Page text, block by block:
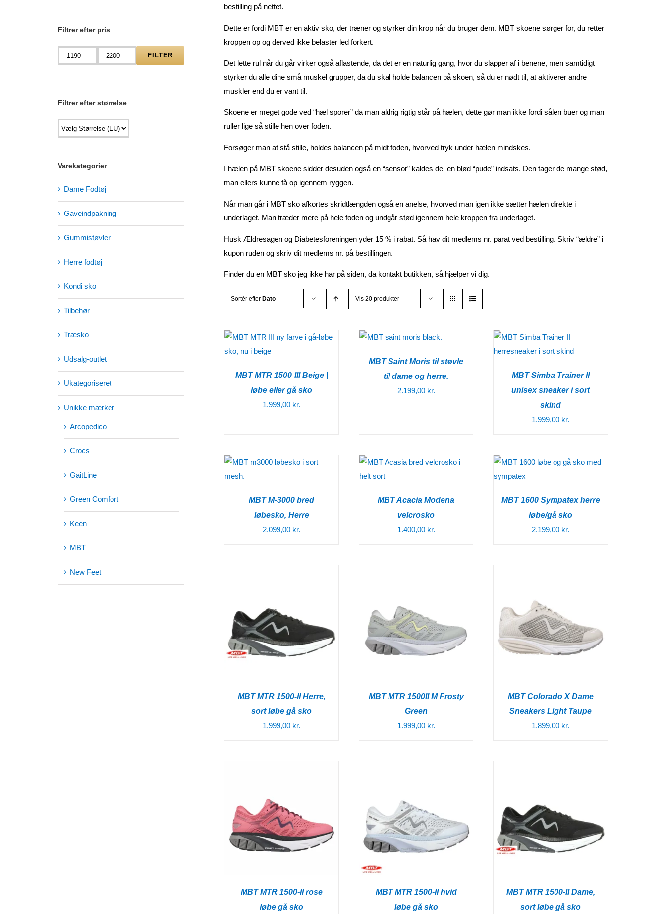
bestilling på nettet.
Dette er fordi MBT er en aktiv sko, der træner og styrker din krop når du bruger dem. MBT skoene sørger for, du retter
kroppen op og derved ikke belaster led forkert.
Det lette rul når du går virker også aflastende, da det er en naturlig gang, hvor du slapper af i benene, men samtidigt
styrker du alle dine små muskel grupper, da du skal holde balancen på skoen, så du er nødt til, at aktiverer andre
muskler end du er vant til.
Skoene er meget gode ved “hæl sporer” da man aldrig rigtig står på hælen, dette gør man ikke fordi sålen buer og man
ruller lige så stille hen over foden.
Forsøger man at stå stille, holdes balancen på midt foden, hvorved tryk under hælen mindskes.
I hælen på MBT skoene sidder desuden også en “sensor” kaldes de, en blød “pude” indsats. Den tager de mange stød,
man ellers kunne få op igennem ryggen.
Når man går i MBT sko afkortes skridtlængden også en anelse, hvorved man igen ikke sætter hælen direkte i
underlaget. Man træder mere på hele foden og undgår stød igennem hele kroppen fra underlaget.
Husk Ældresagen og Diabetesforeningen yder 15 % i rabat. Så hav dit medlems nr. parat ved bestilling. Skriv “ældre” i
kupon ruden og skriv dit medlems nr. på bestillingen.
Finder du en MBT sko jeg ikke har på siden, da kontakt butikken, så hjælper vi dig.
Sortér efter Dato Vis 20 produkter
MBT MTR 1500-III Beige |
løbe eller gå sko
1.999,00 kr.
MBT Saint Moris til støvle
til dame og herre.
2.199,00 kr.
MBT Simba Trainer II
unisex sneaker i sort
skind
1.999,00 kr.
MBT M-3000 bred
løbesko, Herre
2.099,00 kr.
MBT Acacia Modena
velcrosko
1.400,00 kr.
MBT 1600 Sympatex herre
løbe/gå sko
2.199,00 kr.
MBT MTR 1500-II Herre,
sort løbe gå sko
1.999,00 kr.
MBT MTR 1500II M Frosty
Green
1.999,00 kr.
MBT Colorado X Dame
Sneakers Light Taupe
1.899,00 kr.
MBT MTR 1500-II rose
løbe gå sko
MBT MTR 1500-II hvid
løbe gå sko
MBT MTR 1500-II Dame,
sort løbe gå sko
Filtrer efter pris
Mindste
pris
Højeste
pris
FILTER
Filtrer efter størrelse
Varekategorier
Dame Fodtøj
Gaveindpakning
Gummistøvler
Herre fodtøj
Kondi sko
Tilbehør
Træsko
Udsalg-outlet
Ukategoriseret
Unikke mærker
Arcopedico
Crocs
GaitLine
Green Comfort
Keen
MBT
New Feet